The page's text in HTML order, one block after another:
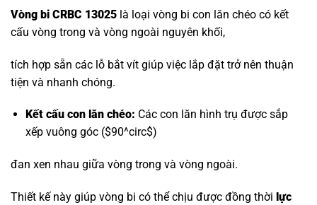
Vòng bi CRBC 13025 là loại vòng bi con lăn chéo có kết
cấu vòng trong và vòng ngoài nguyên khối,
tích hợp sẵn các lỗ bắt vít giúp việc lắp đặt trở nên thuận
tiện và nhanh chóng.
Kết cấu con lăn chéo: Các con lăn hình trụ được sắp
xếp vuông góc ($90^circ$)
đan xen nhau giữa vòng trong và vòng ngoài.
Thiết kế này giúp vòng bi có thể chịu được đồng thời lực